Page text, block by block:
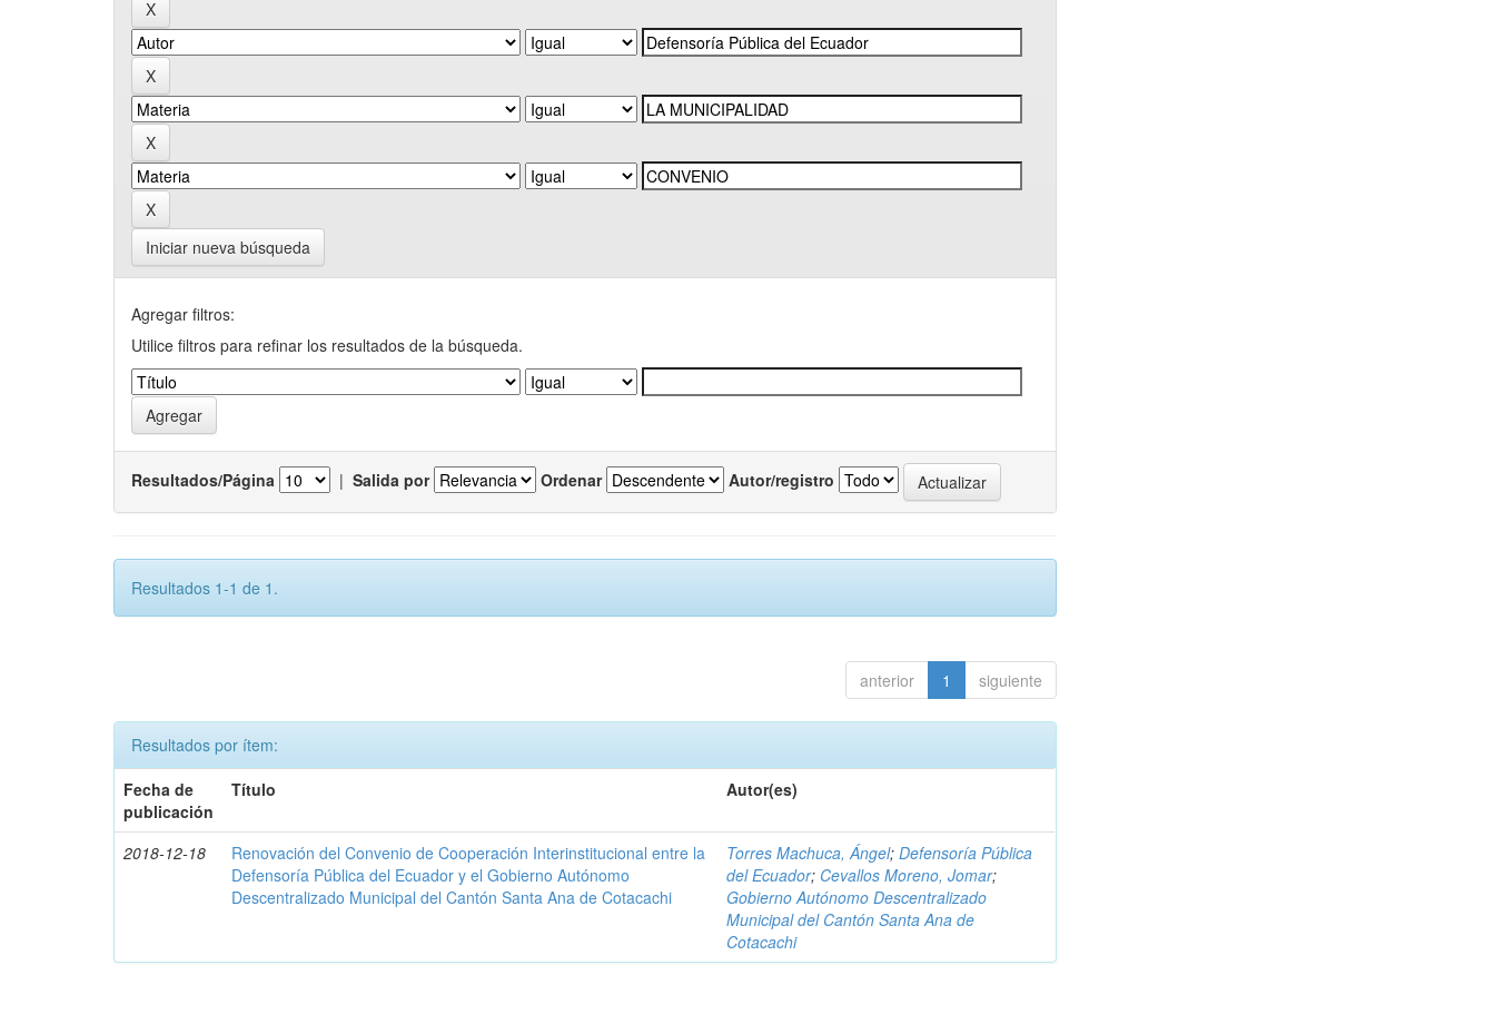
Iniciar nueva búsqueda
Agregar filtros:
Utilice filtros para refinar los resultados de la búsqueda.
Resultados/Página | Salida por Ordenar Autor/registro
Resultados 1-1 de 1.
anterior 1 siguiente
Resultados por ítem:
Fecha de
publicación
Título Autor(es)
2018-12-18
Renovación del Convenio de Cooperación Interinstitucional entre la
Defensoría Pública del Ecuador y el Gobierno Autónomo
Descentralizado Municipal del Cantón Santa Ana de Cotacachi
Torres Machuca, Ángel;Defensoría Pública
del Ecuador; Cevallos Moreno, Jomar;
Gobierno Autónomo Descentralizado
Municipal del Cantón Santa Ana de
Cotacachi